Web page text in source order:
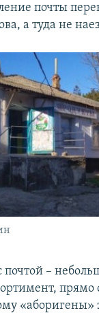
почты
а туда не
почтой –
прямо
«аборигены»